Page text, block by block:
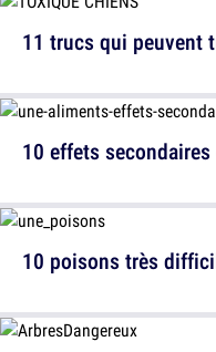
11 trucs qui peuvent
10 poisons très
10 effets